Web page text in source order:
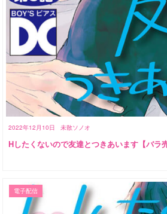
2022年12月10日 未散ソノオ
Hしたくないので友達とつきあいます【バラ
電子配信